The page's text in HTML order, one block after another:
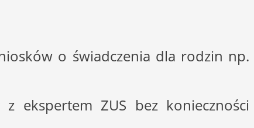
o świadczenia dla rodzin np.
ekspertem ZUS bez konieczności